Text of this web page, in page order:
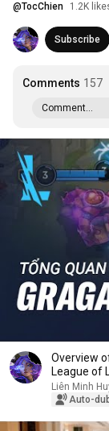
@TocChien 1.2K
Subscribe
Comments 157
Comment...
Overview
League of
Liên Minh
Auto-